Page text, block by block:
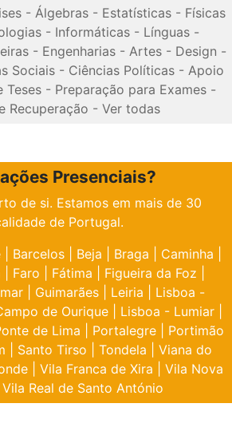
- Álgebras - Estatísticas - Físicas
- Informáticas- Línguas-
- Engenharias- Artes- Design -
Sociais - Ciências Políticas - Apoio
Teses - Preparação para Exames -
Recuperação - Ver todas
Presenciais?
de si. Estamos em mais de 30
de Portugal.
Barcelos Beja Braga Caminha
Faro Fátima Figueira da Foz
Guimarães Leiria
Lisboa -
de Ourique Lisboa - Lumiar
de Lima Portalegre
Portimão
Santo Tirso Tondela
Viana do
Vila Franca de Xira
Vila Nova
Vila Real de Santo António